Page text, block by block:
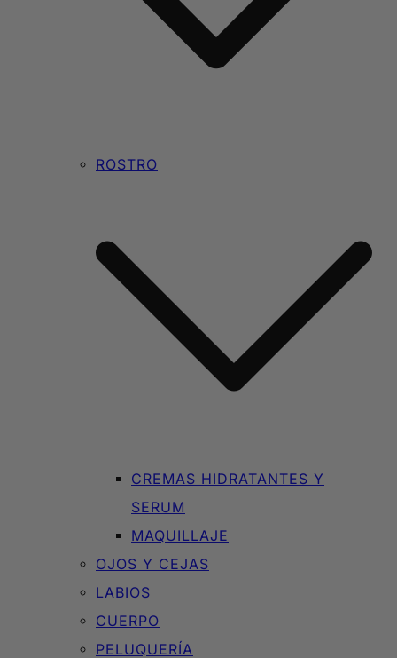
ROSTRO
CREMAS HIDRATANTES Y
SERUM
MAQUILLAJE
OJOS Y CEJAS
LABIOS
CUERPO
PELUQUERÍA